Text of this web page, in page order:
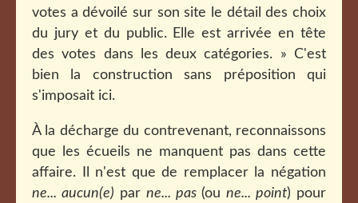
votes a dévoilé sur son site le détail des choix
du jury et du public. Elle est arrivée en tête
des votes dans les deux catégories. » C'est
bien la construction sans préposition qui
s'imposait ici.
À la décharge du contrevenant, reconnaissons
que les écueils ne manquent pas dans cette
affaire. Il n'est que de remplacer la négation
ne... aucun(e) par ne... pas(oune... point) pour